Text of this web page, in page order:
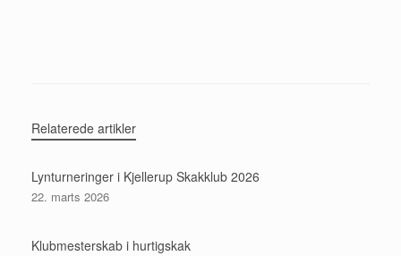
Relaterede artikler
Lynturneringer i Kjellerup Skakklub 2026
22. marts 2026
Klubmesterskab i hurtigskak